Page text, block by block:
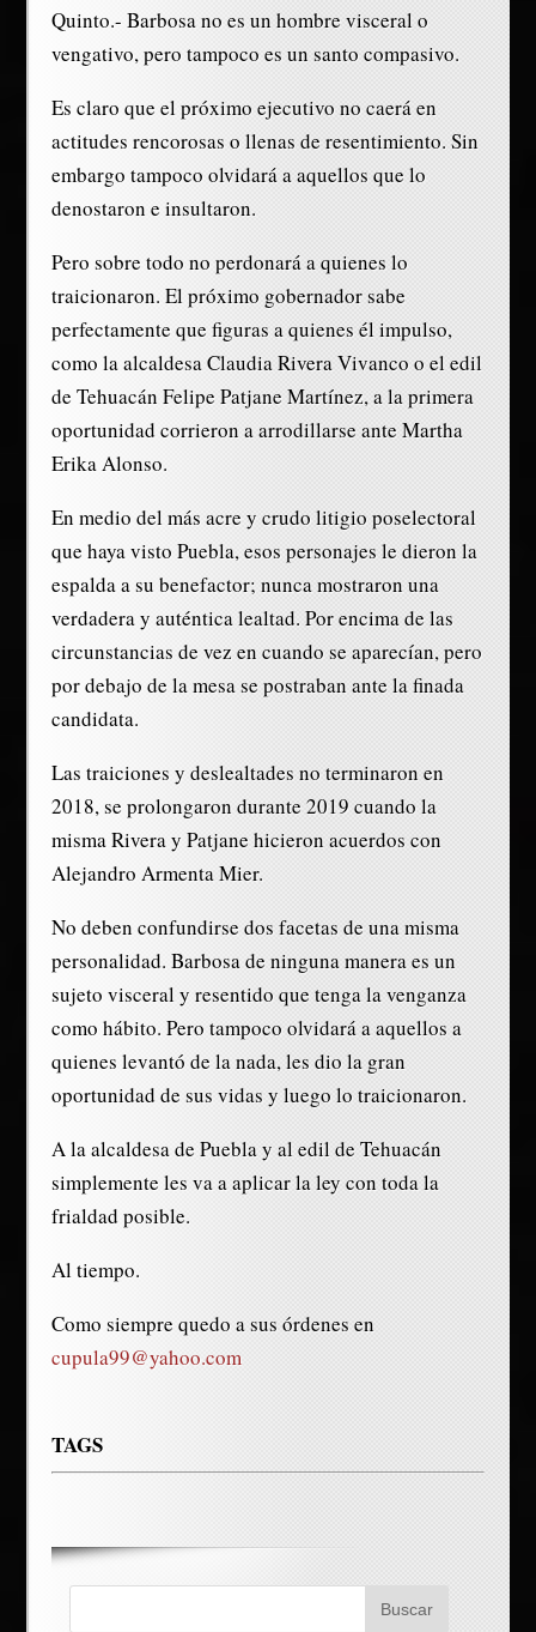
Quinto.- Barbosa no es un hombre visceral o
vengativo, pero tampoco es un santo compasivo.
Es claro que el próximo ejecutivo no caerá en
actitudes rencorosas o llenas de resentimiento. Sin
embargo tampoco olvidará a aquellos que lo
denostaron e insultaron.
Pero sobre todo no perdonará a quienes lo
traicionaron. El próximo gobernador sabe
perfectamente que figuras a quienes él impulso,
como la alcaldesa Claudia Rivera Vivanco o el edil
de Tehuacán Felipe Patjane Martínez, a la primera
oportunidad corrieron a arrodillarse ante Martha
Erika Alonso.
En medio del más acre y crudo litigio poselectoral
que haya visto Puebla, esos personajes le dieron la
espalda a su benefactor; nunca mostraron una
verdadera y auténtica lealtad. Por encima de las
circunstancias de vez en cuando se aparecían, pero
por debajo de la mesa se postraban ante la finada
candidata.
Las traiciones y deslealtades no terminaron en
2018, se prolongaron durante 2019 cuando la
misma Rivera y Patjane hicieron acuerdos con
Alejandro Armenta Mier.
No deben confundirse dos facetas de una misma
personalidad. Barbosa de ninguna manera es un
sujeto visceral y resentido que tenga la venganza
como hábito. Pero tampoco olvidará a aquellos a
quienes levantó de la nada, les dio la gran
oportunidad de sus vidas y luego lo traicionaron.
A la alcaldesa de Puebla y al edil de Tehuacán
simplemente les va a aplicar la ley con toda la
frialdad posible.
Al tiempo.
Como siempre quedo a sus órdenes en
cupula99@yahoo.com
TAGS